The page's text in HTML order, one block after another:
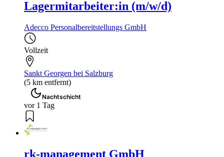
Lagermitarbeiter:in (m/w/d)
Adecco Personalbereitstellungs GmbH
Vollzeit
Sankt Georgen bei Salzburg
(5 km entfernt)
Nachtschicht
vor 1 Tag
rk-management GmbH